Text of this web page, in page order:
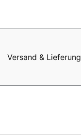
Versand & Lieferung